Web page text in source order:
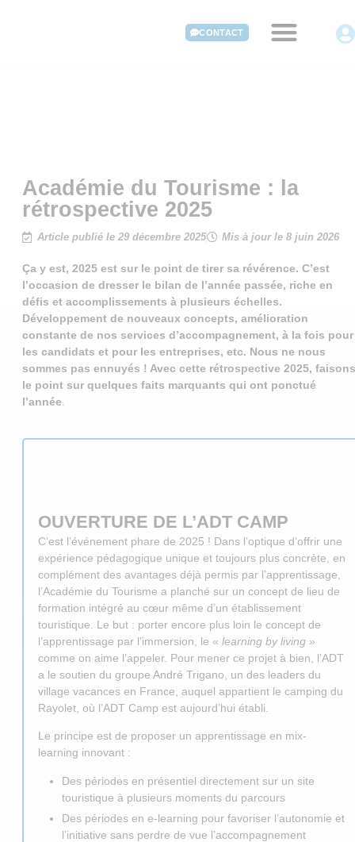
CONTACT
Académie du Tourisme : la
rétrospective 2025
Article publié le 29 décembre 2025 Mis à jour le 8 juin 2026
Ça y est, 2025 est sur le point de tirer sa révérence. C’est
l’occasion de dresser le bilan de l’année passée, riche en
défis et accomplissements à plusieurs échelles.
Développement de nouveaux concepts, amélioration
constante de nos services d’accompagnement, à la fois pour
les candidats et pour les entreprises, etc. Nous ne nous
sommes pas ennuyés ! Avec cette rétrospective 2025, faisons
le point sur quelques faits marquants qui ont ponctué
l’année.
OUVERTURE DE L’ADT CAMP
C’est l’événement phare de 2025 ! Dans l’optique d’offrir une
expérience pédagogique unique et toujours plus concrète, en
complément des avantages déjà permis par l’apprentissage,
l’Académie du Tourisme a planché sur un concept de lieu de
formation intégré au cœur même d’un établissement
touristique. Le but : porter encore plus loin le concept de
l’apprentissage par l’immersion, le « learning by living »
comme on aime l’appeler. Pour mener ce projet à bien, l’ADT
a le soutien du groupe André Trigano, un des leaders du
village vacances en France, auquel appartient le camping du
Rayolet, où l’ADT Camp est aujourd’hui établi.
Le principe est de proposer un apprentissage en mix-
learning innovant :
Des périodes en présentiel directement sur un site
touristique à plusieurs moments du parcours
Des périodes en e-learning pour favoriser l’autonomie et
l’initiative sans perdre de vue l’accompagnement